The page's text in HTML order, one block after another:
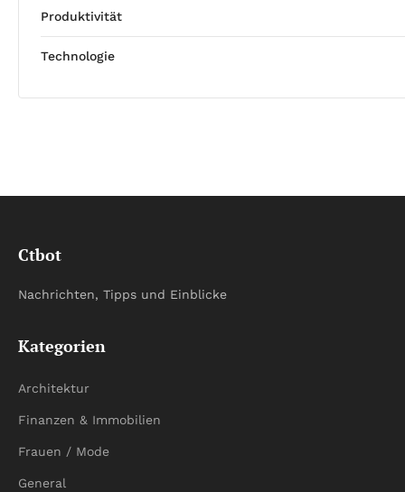
Produktivität
Technologie
Ctbot
Nachrichten, Tipps und Einblicke
Kategorien
Architektur
Finanzen & Immobilien
Frauen / Mode
General